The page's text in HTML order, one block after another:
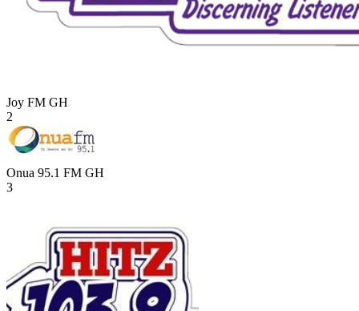
Joy FM GH
2
Onua 95.1 FM GH
3